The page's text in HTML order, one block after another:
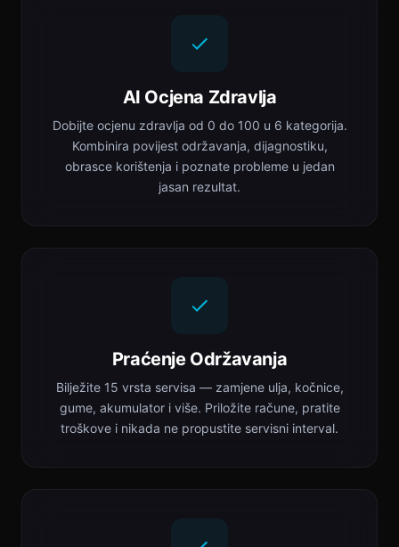
AI Ocjena Zdravlja
Dobijte ocjenu zdravlja od 0 do 100 u 6 kategorija.
Kombinira povijest održavanja, dijagnostiku,
obrasce korištenja i poznate probleme u jedan
jasan rezultat.
Praćenje Održavanja
Bilježite 15 vrsta servisa — zamjene ulja, kočnice,
gume, akumulator i više. Priložite račune, pratite
troškove i nikada ne propustite servisni interval.